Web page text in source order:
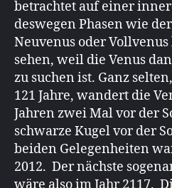
betrachtet auf einer
deswegen Phasen wie
Neuvenus oder
sehen, weil die Venus
zu suchen ist. Ganz
121 Jahre, wandert die
Jahren zwei Mal vor der
schwarze Kugel vor der
beiden Gelegenheiten
2012. Der nächste